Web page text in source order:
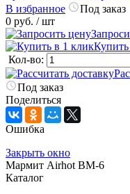
В избранное
Под заказ
0 руб. / шт
Кол-во:
Под заказ
Поделиться
Ошибка
Закрыть окно
Мармит Airhot BM-6
Каталог